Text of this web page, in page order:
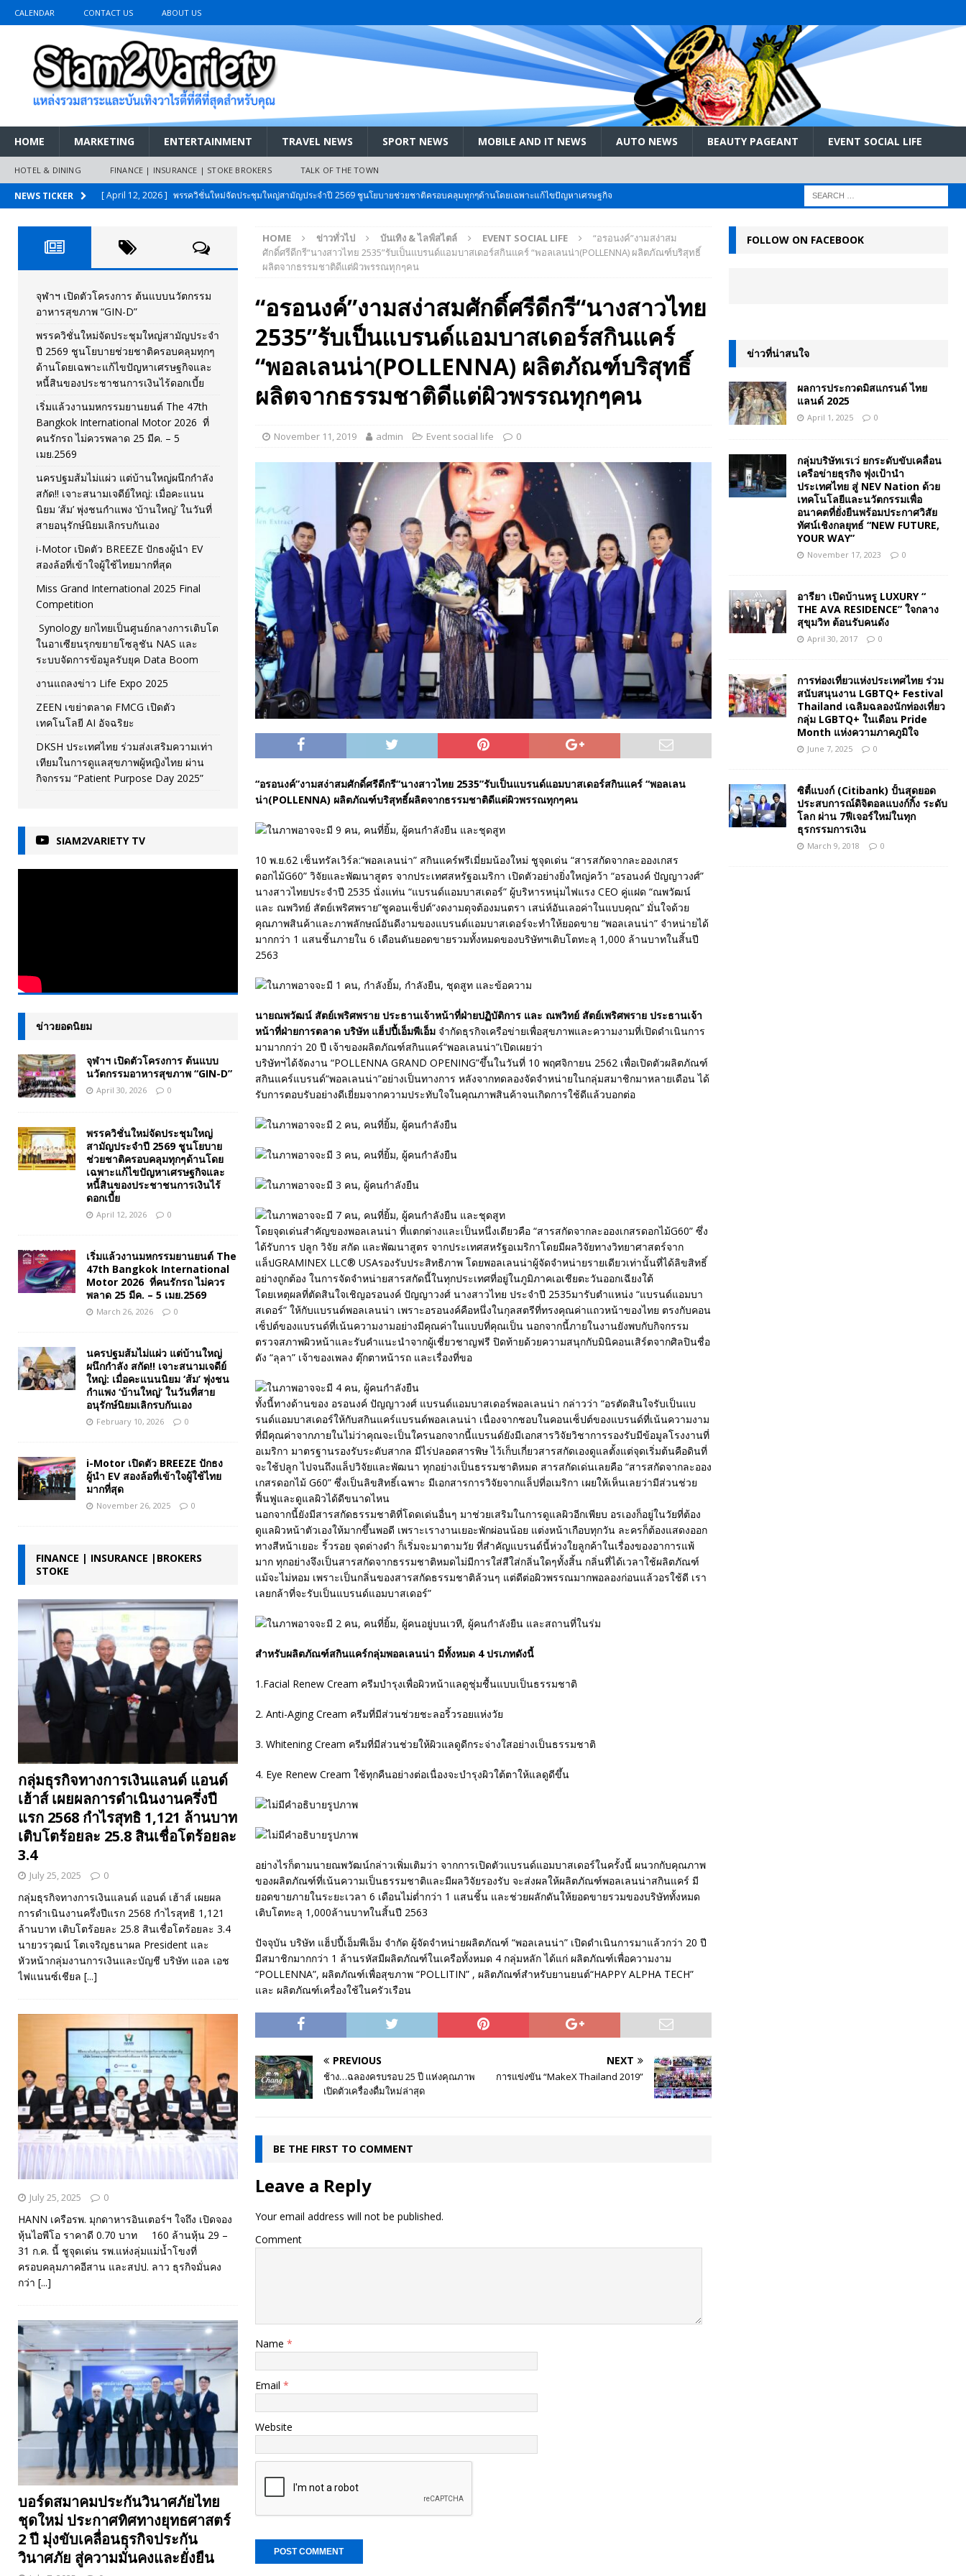
CALENDAR CONTACT US ABOUT US
HOME MARKETING ENTERTAINMENT TRAVEL NEWS SPORT NEWS MOBILE AND IT NEWS AUTO NEWS BEAUTY PAGEANT EVENT SOCIAL LIFE
HOTEL & DINING FINANCE | INSURANCE | STOKE BROKERS TALK OF THE TOWN
NEWS TICKER [ April 12, 2026 ] พรรควิชั่นใหม่จัดประชุมใหญ่สามัญประจำปี 2569 ชูนโยบายช่วยชาติครอบคลุมทุกๆด้านโดยเฉพาะแก้ไขปัญหาเศรษฐกิจ
[ March 26, 2026 ]
เริ่มแล้วงานมหกรรมยานยนต์ The 47th Bangkok International Motor 2026 ที่คนรักรถ ไม่ควรพลาด 25 มีค. – 5
เมย.2569
AUTO NEWS
[ February 10, 2026 ] นครปฐมส้มไม่แผ่ว แต่บ้านใหญ่ผนึกกำลัง สกัด!! เจาะสนามเจดีย์ใหญ่: เมื่อคะแนนนิยม ‘ส้ม’ พุ่งชนกำแพง ‘บ้านใหญ่’ ใน
วันที่สายอนุรักษ์นิยมเลิกรบกันเอง
PR NEWS
[ November 26, 2025 ] i-Motor เปิดตัว BREEZE ปักธงผู้นำ EV สองล้อที่เข้าใจผู้ใช้ไทยมากที่สุด
AUTO NEWS
[ April 30, 2026 ] จุฬาฯ เปิดตัวโครงการ ต้นแบบนวัตกรรมอาหารสุขภาพ “GIN-D” EVENT SOCIAL LIFE
HOME ข่าวทั่วไป บันเทิง & ไลฟ์สไตล์ EVENT SOCIAL LIFE
“อรอนงค์”งามสง่าสม
ศักดิ์ศรีดีกรี“นางสาวไทย 2535”รับเป็นแบรนด์แอมบาสเดอร์สกินแคร์ “พอลเลนน่า(POLLENNA) ผลิตภัณฑ์บริสุทธิ์
ผลิตจากธรรมชาติดีแต่ผิวพรรณทุกๆคน
“อรอนงค์”งามสง่าสมศักดิ์ศรีดีกรี“นางสาวไทย
2535”รับเป็นแบรนด์แอมบาสเดอร์สกินแคร์
“พอลเลนน่า(POLLENNA) ผลิตภัณฑ์บริสุทธิ์
ผลิตจากธรรมชาติดีแต่ผิวพรรณทุกๆคน
November 11, 2019 admin Event social life 0
“อรอนงค์”งามสง่าสมศักดิ์ศรีดีกรี“นางสาวไทย 2535”รับเป็นแบรนด์แอมบาสเดอร์สกินแคร์ “พอลเลน
น่า(POLLENNA) ผลิตภัณฑ์บริสุทธิ์ผลิตจากธรรมชาติดีแต่ผิวพรรณทุกๆคน
10 พ.ย.62 เซ็นทรัลเวิร์ล:“พอลเลนน่า” สกินแคร์พรีเมี่ยมน้องใหม่ ชูจุดเด่น “สารสกัดจากละอองเกสร
ดอกไม้G60” วิจัยและพัฒนาสูตร จากประเทศสหรัฐอเมริกา เปิดตัวอย่างยิ่งใหญ่คว้า “อรอนงค์ ปัญญาวงศ์”
นางสาวไทยประจำปี 2535 นั่งแท่น “แบรนด์แอมบาสเดอร์” ผู้บริหารหนุ่มไฟแรง CEO คู่แฝด “ณพวัฒน์
และ ณพวิทย์ สัตย์เพริศพราย”ชูคอนเซ็ปต์“งดงามดุจต้องมนตรา เสน่ห์อันเลอค่าในแบบคุณ” มั่นใจด้วย
คุณภาพสินค้าและภาพลักษณ์อันดีงามของแบรนด์แอมบาสเดอร์จะทำให้ยอดขาย “พอลเลนน่า” จำหน่ายได้
มากกว่า 1 แสนชิ้นภายใน 6 เดือนดันยอดขายรวมทั้งหมดของบริษัทฯเติบโตทะลุ 1,000 ล้านบาทในสิ้นปี
2563
นายณพวัฒน์ สัตย์เพริศพราย ประธานเจ้าหน้าที่ฝ่ายปฏิบัติการ และ ณพวิทย์ สัตย์เพริศพราย ประธานเจ้า
หน้าที่ฝ่ายการตลาด บริษัท แฮ็ปปี้เอ็มพีเอ็มจำกัดธุรกิจเครือข่ายเพื่อสุขภาพและความงามที่เปิดดำเนินการ
มามากกว่า 20 ปี เจ้าของผลิตภัณฑ์สกินแคร์“พอลเลนน่า”เปิดเผยว่า
บริษัทฯได้จัดงาน “POLLENNA GRAND OPENING”ขึ้นในวันที่ 10 พฤศจิกายน 2562 เพื่อเปิดตัวผลิตภัณฑ์
สกินแคร์แบรนด์“พอลเลนน่า”อย่างเป็นทางการ หลังจากทดลองจัดจำหน่ายในกลุ่มสมาชิกมาหลายเดือน ได้
รับการตอบรับอย่างดีเยี่ยมจากความประทับใจในคุณภาพสินค้าจนเกิดการใช้ดีแล้วบอกต่อ
โดยจุดเด่นสำคัญของพอลเลนน่า ที่แตกต่างและเป็นหนึ่งเดียวคือ “สารสกัดจากละอองเกสรดอกไม้G60” ซึ่ง
ได้รับการ ปลูก วิจัย สกัด และพัฒนาสูตร จากประเทศสหรัฐอเมริกาโดยมีผลวิจัยทางวิทยาศาสตร์จาก
แล็ปGRAMINEX LLC® USAรองรับประสิทธิภาพ โดยพอลเลนน่าผู้จัดจำหน่ายรายเดียวเท่านั้นที่ได้ลิขสิทธิ์
อย่างถูกต้อง ในการจัดจำหน่ายสารสกัดนี้ในทุกประเทศที่อยู่ในภูมิภาคเอเชียตะวันออกเฉียงใต้
โดยเหตุผลที่ตัดสินใจเชิญอรอนงค์ ปัญญาวงศ์ นางสาวไทย ประจำปี 2535มารับตำแหน่ง “แบรนด์แอมบา
สเดอร์” ให้กับแบรนด์พอลเลนน่า เพราะอรอนงค์คือหนึ่งในกุลสตรีที่ทรงคุณค่าแถวหน้าของไทย ตรงกับคอน
เซ็ปต์ของแบรนด์ที่เน้นความงามอย่างมีคุณค่าในแบบที่คุณเป็น นอกจากนี้ภายในงานยังพบกับกิจกรรม
ตรวจสภาพผิวหน้าและรับคำแนะนำจากผู้เชี่ยวชาญฟรี ปิดท้ายด้วยความสนุกกับมินิคอนเสิร์ตจากศิลปินชื่อ
ดัง “ลุลา” เจ้าของเพลง ตุ๊กตาหน้ารถ และเรื่องที่ขอ
ทั้งนี้ทางด้านของ อรอนงค์ ปัญญาวงศ์ แบรนด์แอมบาสเดอร์พอลเลนน่า กล่าวว่า “อรตัดสินใจรับเป็นแบ
รนด์แอมบาสเดอร์ให้กับสกินแคร์แบรนด์พอลเลนน่า เนื่องจากชอบในคอนเซ็ปต์ของแบรนด์ที่เน้นความงาม
ที่มีคุณค่าจากภายในไม่ว่าคุณจะเป็นใครนอกจากนี้แบรนด์ยังมีเอกสารวิจัยวิชาการรองรับมีข้อมูลโรงงานที่
อเมริกา มาตรฐานรองรับระดับสากล มีไร่ปลอดสารพิษ ไว้เก็บเกี่ยวสารสกัดเองดูแลตั้งแต่จุดเริ่มต้นคือดินที่
จะใช้ปลูก ไปจนถึงแล็ปวิจัยและพัฒนา ทุกอย่างเป็นธรรมชาติหมด สารสกัดเด่นเลยคือ “สารสกัดจากละออง
เกสรดอกไม้ G60” ซึ่งเป็นลิขสิทธิ์เฉพาะ มีเอกสารการวิจัยจากแล็ปที่อเมริกา เผยให้เห็นเลยว่ามีส่วนช่วย
ฟื้นฟูและดูแลผิวได้ดีขนาดไหน
นอกจากนี้ยังมีสารสกัดธรรมชาติที่โดดเด่นอื่นๆ มาช่วยเสริมในการดูแลผิวอีกเพียบ อรเองก็อยู่ในวัยที่ต้อง
ดูแลผิวหน้าตัวเองให้มากขึ้นพอดี เพราะเรางานเยอะพักผ่อนน้อย แต่งหน้าเกือบทุกวัน ละครก็ต้องแสดงออก
ทางสีหน้าเยอะ ริ้วรอย จุดด่างดำ ก็เริ่มจะมาตามวัย ที่สำคัญแบรนด์นี้ห่วงใยลูกค้าในเรื่องของอาการแพ้
มาก ทุกอย่างจึงเป็นสารสกัดจากธรรมชาติหมดไม่มีการใส่สีใส่กลิ่นใดๆทั้งสิ้น กลิ่นที่ได้เวลาใช้ผลิตภัณฑ์
แม้จะไม่หอม เพราะเป็นกลิ่นของสารสกัดธรรมชาติล้วนๆ แต่ดีต่อผิวพรรณมากพอลองก่อนแล้วอรใช้ดี เรา
เลยกล้าที่จะรับเป็นแบรนด์แอมบาสเดอร์”
สำหรับผลิตภัณฑ์สกินแคร์กลุ่มพอลเลนน่า มีทั้งหมด 4 ปรเภทดังนี้
1.Facial Renew Cream ครีมบำรุงเพื่อผิวหน้าแลดูชุ่มชื้นแบบเป็นธรรมชาติ
2. Anti-Aging Cream ครีมที่มีส่วนช่วยชะลอริ้วรอยแห่งวัย
3. Whitening Cream ครีมที่มีส่วนช่วยให้ผิวแลดูดีกระจ่างใสอย่างเป็นธรรมชาติ
4. Eye Renew Cream ใช้ทุกคืนอย่างต่อเนื่องจะบำรุงผิวใต้ตาให้แลดูดีขึ้น
อย่างไรก็ตามนายณพวัฒน์กล่าวเพิ่มเติมว่า จากการเปิดตัวแบรนด์แอมบาสเดอร์ในครั้งนี้ ผนวกกับคุณภาพ
ของผลิตภัณฑ์ที่เน้นความเป็นธรรมชาติและมีผลวิจัยรองรับ จะส่งผลให้ผลิตภัณฑ์พอลเลนน่าสกินแคร์ มี
ยอดขายภายในระยะเวลา 6 เดือนไม่ต่ำกว่า 1 แสนชิ้น และช่วยผลักดันให้ยอดขายรวมของบริษัททั้งหมด
เติบโตทะลุ 1,000ล้านบาทในสิ้นปี 2563
ปัจจุบัน บริษัท แฮ็ปปี้เอ็มพีเอ็ม จำกัด ผู้จัดจำหน่ายผลิตภัณฑ์ “พอลเลนน่า” เปิดดำเนินการมาแล้วกว่า 20 ปี
มีสมาชิกมากกว่า 1 ล้านรหัสมีผลิตภัณฑ์ในเครือทั้งหมด 4 กลุ่มหลัก ได้แก่ ผลิตภัณฑ์เพื่อความงาม
“POLLENNA”, ผลิตภัณฑ์เพื่อสุขภาพ “POLLITIN” , ผลิตภัณฑ์สำหรับยานยนต์“HAPPY ALPHA TECH”
และ ผลิตภัณฑ์เครื่องใช้ในครัวเรือน
PREVIOUS
ช้าง…ฉลองครบรอบ 25 ปี แห่งคุณภาพ
เปิดตัวเครื่องดื่มใหม่ล่าสุด
NEXT
การแข่งขัน “MakeX Thailand 2019”
BE THE FIRST TO COMMENT
Leave a Reply
Your email address will not be published.
Comment
Name *
Email *
Website
จุฬาฯ เปิดตัวโครงการ ต้นแบบนวัตกรรม
อาหารสุขภาพ “GIN-D”
พรรควิชั่นใหม่จัดประชุมใหญ่สามัญประจำ
ปี 2569 ชูนโยบายช่วยชาติครอบคลุมทุกๆ
ด้านโดยเฉพาะแก้ไขปัญหาเศรษฐกิจและ
หนี้สินของประชาชนการเงินไร้ดอกเบี้ย
เริ่มแล้วงานมหกรรมยานยนต์ The 47th
Bangkok International Motor 2026 ที่
คนรักรถ ไม่ควรพลาด 25 มีค. – 5
เมย.2569
นครปฐมส้มไม่แผ่ว แต่บ้านใหญ่ผนึกกำลัง
สกัด!! เจาะสนามเจดีย์ใหญ่: เมื่อคะแนน
นิยม ‘ส้ม’ พุ่งชนกำแพง ‘บ้านใหญ่’ ในวันที่
สายอนุรักษ์นิยมเลิกรบกันเอง
i-Motor เปิดตัว BREEZE ปักธงผู้นำ EV
สองล้อที่เข้าใจผู้ใช้ไทยมากที่สุด
Miss Grand International 2025 Final
Competition
Synology ยกไทยเป็นศูนย์กลางการเติบโต
ในอาเซียนรุกขยายโซลูชัน NAS และ
ระบบจัดการข้อมูลรับยุค Data Boom
งานแถลงข่าว Life Expo 2025
ZEEN เขย่าตลาด FMCG เปิดตัว
เทคโนโลยี AI อัจฉริยะ
DKSH ประเทศไทย ร่วมส่งเสริมความเท่า
เทียมในการดูแลสุขภาพผู้หญิงไทย ผ่าน
กิจกรรม “Patient Purpose Day 2025”
SIAM2VARIETY TV
ข่าวยอดนิยม
จุฬาฯ เปิดตัวโครงการ ต้นแบบ
นวัตกรรมอาหารสุขภาพ “GIN-D”
April 30, 2026 0
พรรควิชั่นใหม่จัดประชุมใหญ่
สามัญประจำปี 2569 ชูนโยบาย
ช่วยชาติครอบคลุมทุกๆด้านโดย
เฉพาะแก้ไขปัญหาเศรษฐกิจและ
หนี้สินของประชาชนการเงินไร้
ดอกเบี้ย
April 12, 2026 0
เริ่มแล้วงานมหกรรมยานยนต์ The
47th Bangkok International
Motor 2026 ที่คนรักรถ ไม่ควร
พลาด 25 มีค. – 5 เมย.2569
March 26, 2026 0
นครปฐมส้มไม่แผ่ว แต่บ้านใหญ่
ผนึกกำลัง สกัด!! เจาะสนามเจดีย์
ใหญ่: เมื่อคะแนนนิยม ‘ส้ม’ พุ่งชน
กำแพง ‘บ้านใหญ่’ ในวันที่สาย
อนุรักษ์นิยมเลิกรบกันเอง
February 10, 2026 0
i-Motor เปิดตัว BREEZE ปักธง
ผู้นำ EV สองล้อที่เข้าใจผู้ใช้ไทย
มากที่สุด
November 26, 2025 0
FINANCE | INSURANCE |BROKERS
STOKE
กลุ่มธุรกิจทางการเงินแลนด์ แอนด์
เฮ้าส์ เผยผลการดำเนินงานครึ่งปี
แรก 2568 กำไรสุทธิ 1,121 ล้านบาท
เติบโตร้อยละ 25.8 สินเชื่อโตร้อยละ
3.4
July 25, 2025 0
กลุ่มธุรกิจทางการเงินแลนด์ แอนด์ เฮ้าส์ เผยผล
การดำเนินงานครึ่งปีแรก 2568 กำไรสุทธิ 1,121
ล้านบาท เติบโตร้อยละ 25.8 สินเชื่อโตร้อยละ 3.4
นายวรวุฒน์ โตเจริญธนาผล President และ
หัวหน้ากลุ่มงานการเงินและบัญชี บริษัท แอล เอช
ไฟแนนซ์เชียล [...]
July 25, 2025 0
HANN เครือรพ. มุกดาหารอินเตอร์ฯ ใจถึง เปิดจอง
หุ้นไอพีโอ ราคาดี 0.70 บาท 160 ล้านหุ้น 29 –
31 ก.ค. นี้ ชูจุดเด่น รพ.แห่งลุ่มแม่น้ำโขงที่
ครอบคลุมภาคอีสาน และสปป. ลาว ธุรกิจมั่นคง
กว่า [...]
บอร์ดสมาคมประกันวินาศภัยไทย
ชุดใหม่ ประกาศทิศทางยุทธศาสตร์
2 ปี มุ่งขับเคลื่อนธุรกิจประกัน
วินาศภัย สู่ความมั่นคงและยั่งยืน
FOLLOW ON FACEBOOK
ข่าวที่น่าสนใจ
ผลการประกวดมิสแกรนด์ ไทย
แลนด์ 2025
April 1, 2025 0
กลุ่มบริษัทเรเว่ ยกระดับขับเคลื่อน
เครือข่ายธุรกิจ พุ่งเป้านำ
ประเทศไทย สู่ NEV Nation ด้วย
เทคโนโลยีและนวัตกรรมเพื่อ
อนาคตที่ยั่งยืนพร้อมประกาศวิสัย
ทัศน์เชิงกลยุทธ์ “NEW FUTURE,
YOUR WAY”
November 17, 2023 0
อารียา เปิดบ้านหรู LUXURY “
THE AVA RESIDENCE” ใจกลาง
สุขุมวิท ต้อนรับคนดัง
April 30, 2017 0
การท่องเที่ยวแห่งประเทศไทย ร่วม
สนับสนุนงาน LGBTQ+ Festival
Thailand เฉลิมฉลองนักท่องเที่ยว
กลุ่ม LGBTQ+ ในเดือน Pride
Month แห่งความภาคภูมิใจ
June 7, 2025 0
ซิตี้แบงก์ (Citibank) ปั้นสุดยอด
ประสบการณ์ดิจิตอลแบงก์กิ้ง ระดับ
โลก ผ่าน 7ฟีเจอร์ใหม่ในทุก
ธุรกรรมการเงิน
March 9, 2018 0